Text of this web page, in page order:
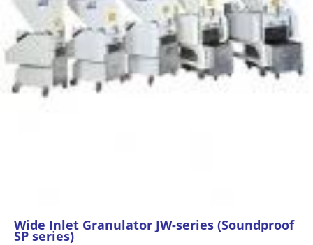
Wide Inlet Granulator JW-series (Soundproof
SP series)